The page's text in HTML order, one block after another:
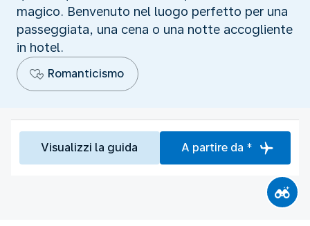
magico. Benvenuto nel luogo perfetto per una
passeggiata, una cena o una notte accogliente
in hotel.
Romanticismo
Visualizzi la guida A partire da *